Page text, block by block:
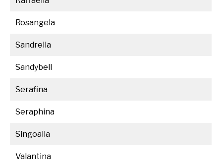
Rosangela
Sandrella
Sandybell
Serafina
Seraphina
Singoalla
Valantina